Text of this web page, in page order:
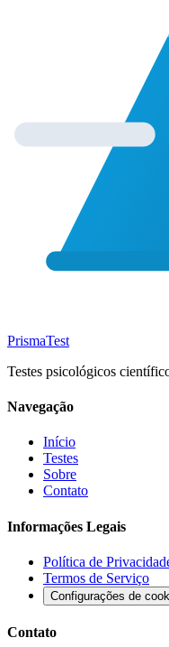
PrismaTest
Testes psicológicos
Navegação
Início
Testes
Sobre
Contato
Informações Legais
Política de
Termos de Serviço
Configurações de
Contato